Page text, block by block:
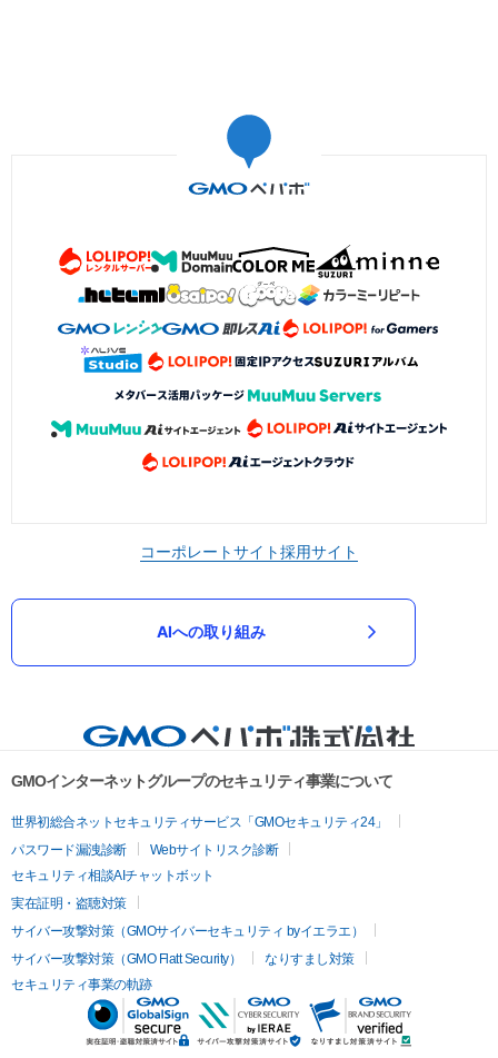
コーポレートサイト採用サイト
AIへの取り組み
GMOインターネットグループのセキュリティ事業について
世界初総合ネットセキュリティサービス「GMOセキュリティ24」
パスワード漏洩診断
Webサイトリスク診断
セキュリティ相談AIチャットボット
実在証明・盗聴対策
サイバー攻撃対策（GMOサイバーセキュリティ byイエラエ）
サイバー攻撃対策（GMO Flatt Security）
なりすまし対策
セキュリティ事業の軌跡